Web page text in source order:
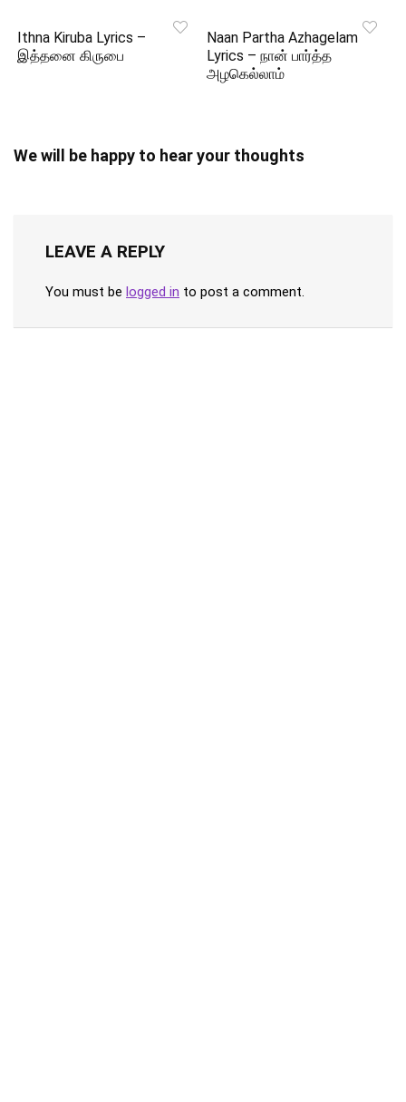
Ithna Kiruba Lyrics –
இத்தனை கிருபை
Naan Partha Azhagelam
Lyrics – நான் பார்த்த
அழகெல்லாம்
We will be happy to hear your thoughts
LEAVE A REPLY
You must be logged in to post a comment.